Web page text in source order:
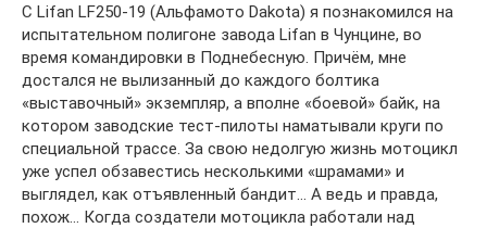
С Lifan LF250-19 (Альфамото Dakota) я познакомился на
испытательном полигоне завода Lifan в Чунцине, во
время командировки в Поднебесную. Причём, мне
достался не вылизанный до каждого болтика
«выставочный» экземпляр, а вполне «боевой» байк, на
котором заводские тест-пилоты наматывали круги по
специальной трассе. За свою недолгую жизнь мотоцикл
уже успел обзавестись несколькими «шрамами» и
выглядел, как отъявленный бандит… А ведь и правда,
похож… Когда создатели мотоцикла работали над